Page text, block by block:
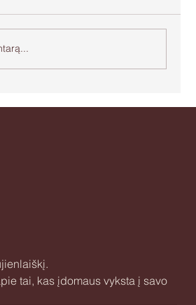
ir bejėgystę
tai, kas įdomaus vyksta į savo